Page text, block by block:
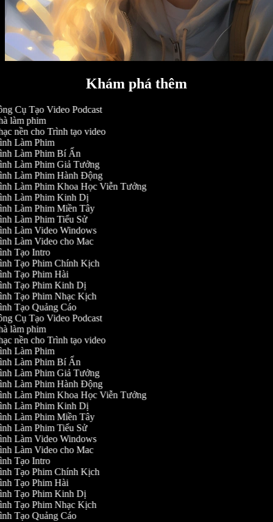
Khám phá thêm
Cụ Tạo Video Podcast
làm phim
nền cho Trình tạo video
Làm Phim
Làm Phim Bí Ẩn
Làm Phim Giả Tưởng
Làm Phim Hành Động
Làm Phim Khoa Học Viễn Tưởng
Làm Phim Kinh Dị
Làm Phim Miền Tây
Làm Phim Tiểu Sử
Làm Video Windows
Làm Video cho Mac
Tạo Intro
Tạo Phim Chính Kịch
Tạo Phim Hài
Tạo Phim Kinh Dị
Tạo Phim Nhạc Kịch
Tạo Quảng Cáo
Cụ Tạo Video Podcast
làm phim
nền cho Trình tạo video
Làm Phim
Làm Phim Bí Ẩn
Làm Phim Giả Tưởng
Làm Phim Hành Động
Làm Phim Khoa Học Viễn Tưởng
Làm Phim Kinh Dị
Làm Phim Miền Tây
Làm Phim Tiểu Sử
Làm Video Windows
Làm Video cho Mac
Tạo Intro
Tạo Phim Chính Kịch
Tạo Phim Hài
Tạo Phim Kinh Dị
Tạo Phim Nhạc Kịch
Tạo Quảng Cáo